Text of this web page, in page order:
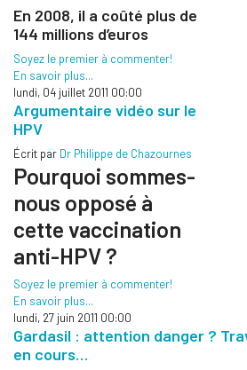
En 2008, il a coûté plus de
144 millions d’euros
Soyez le premier à commenter!
En savoir plus...
lundi, 04 juillet 2011 00:00
Argumentaire vidéo sur le
HPV
Écrit par Dr Philippe de Chazournes
Pourquoi sommes-
nous opposé à
cette vaccination
anti-HPV ?
Soyez le premier à commenter!
En savoir plus...
lundi, 27 juin 2011 00:00
Gardasil : attention danger ?
en cours…